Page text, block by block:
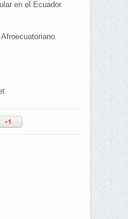
en el Ecuador.